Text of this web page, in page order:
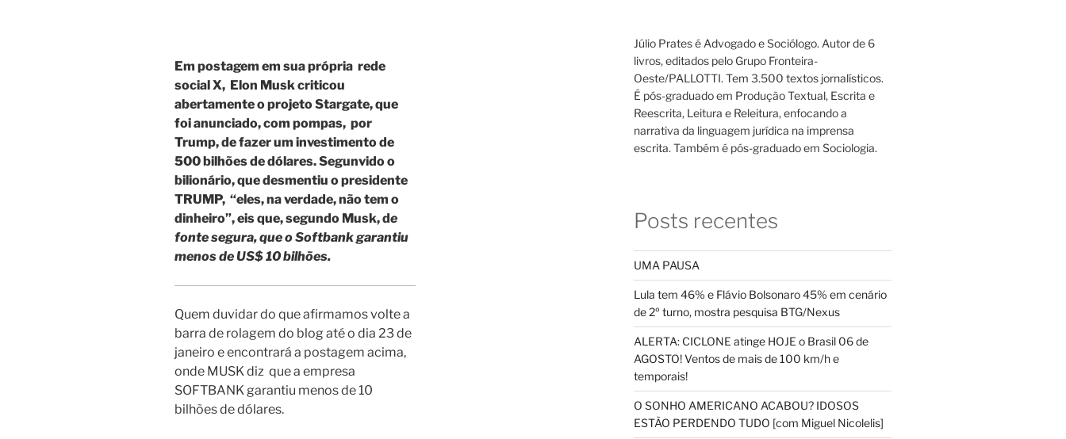
Em postagem em sua própria rede
social X, Elon Musk criticou
abertamente o projeto Stargate, que
foi anunciado, com pompas, por
Trump, de fazer um investimento de
500 bilhões de dólares. Segunvido o
bilionário, que desmentiu o presidente
TRUMP, “eles, na verdade, não tem o
dinheiro”, eis que, segundo Musk, de
fonte segura, que o Softbank garantiu
menos de US$ 10 bilhões.
Quem duvidar do que afirmamos volte a
barra de rolagem do blog até o dia 23 de
janeiro e encontrará a postagem acima,
onde MUSK diz que a empresa
SOFTBANK garantiu menos de 10
bilhões de dólares.
Júlio Prates é Advogado e Sociólogo. Autor de 6
livros, editados pelo Grupo Fronteira-
Oeste/PALLOTTI. Tem 3.500 textos jornalísticos.
É pós-graduado em Produção Textual, Escrita e
Reescrita, Leitura e Releitura, enfocando a
narrativa da linguagem jurídica na imprensa
escrita. Também é pós-graduado em Sociologia.
Posts recentes
UMA PAUSA
Lula tem 46% e Flávio Bolsonaro 45% em cenário
de 2º turno, mostra pesquisa BTG/Nexus
ALERTA: CICLONE atinge HOJE o Brasil 06 de
AGOSTO! Ventos de mais de 100 km/h e
temporais!
O SONHO AMERICANO ACABOU? IDOSOS
ESTÃO PERDENDO TUDO [com Miguel Nicolelis]